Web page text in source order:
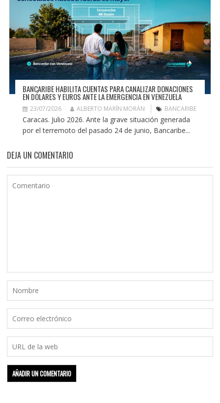
BANCARIBE HABILITA CUENTAS PARA CANALIZAR DONACIONES
EN DÓLARES Y EUROS ANTE LA EMERGENCIA EN VENEZUELA
23/07/2026 ALBERTO MARÍN MORÁN BANCARIBE
Caracas. Julio 2026. Ante la grave situación generada
por el terremoto del pasado 24 de junio, Bancaribe...
DEJA UN COMENTARIO